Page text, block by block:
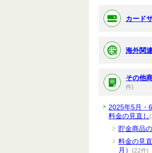
カード
海外関
その他
件)
2025年5月・
料金の見直し
貯金商品
料金の見
月） (22件)